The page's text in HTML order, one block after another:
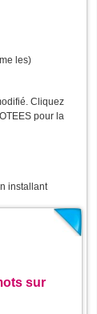
les)
Cliquez
pour la
installant
sur